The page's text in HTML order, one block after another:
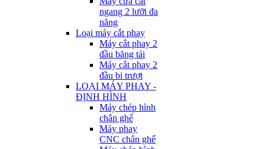
ngang 2 lưỡi đa
năng
Loại máy cắt phay
Máy cắt phay 2
đầu băng tải
Máy cắt phay 2
đầu bi trượt
LOẠI MÁY PHAY -
ĐỊNH HÌNH
Máy chép hình
chân ghế
Máy phay
CNC chân ghế